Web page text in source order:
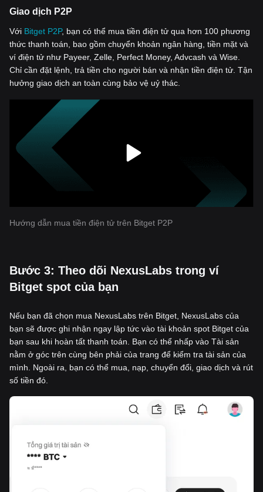
Giao dịch P2P
Với ‌Bitget P2P, bạn có thể mua tiền điện tử qua hơn 100 phương
thức thanh toán, bao gồm chuyển khoản ngân hàng, tiền mặt và
ví điện tử như Payeer, Zelle, Perfect Money, Advcash và Wise.
Chỉ cần đặt lệnh, trả tiền cho người bán và nhận tiền điện tử. Tận
hưởng giao dịch an toàn cùng bảo vệ uỷ thác.
Hướng dẫn mua tiền điện tử trên Bitget P2P
‌Bước 3: Theo dõi NexusLabs trong ví
Bitget spot của bạn
Nếu bạn đã chọn mua NexusLabs trên Bitget, NexusLabs của
bạn sẽ được ghi nhận ngay lập tức vào tài khoản spot Bitget của
bạn sau khi hoàn tất thanh toán. Bạn có thể nhấp vào Tài sản
nằm ở góc trên cùng bên phải của trang để kiểm tra tài sản của
mình. Ngoài ra, bạn có thể mua, nạp, chuyển đổi, giao dịch và rút
số tiền đó.